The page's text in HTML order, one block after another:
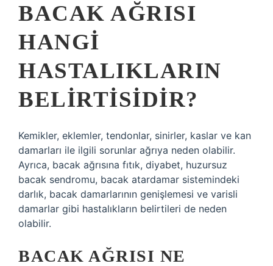
BACAK AĞRISI
HANGI
HASTALIKLARIN
BELIRTISIDIR?
Kemikler, eklemler, tendonlar, sinirler, kaslar ve kan
damarları ile ilgili sorunlar ağrıya neden olabilir.
Ayrıca, bacak ağrısına fıtık, diyabet, huzursuz
bacak sendromu, bacak atardamar sistemindeki
darlık, bacak damarlarının genişlemesi ve varisli
damarlar gibi hastalıkların belirtileri de neden
olabilir.
BACAK AĞRISI NE